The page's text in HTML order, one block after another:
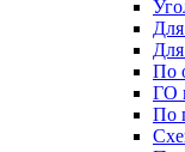
Для
По
ГО
По